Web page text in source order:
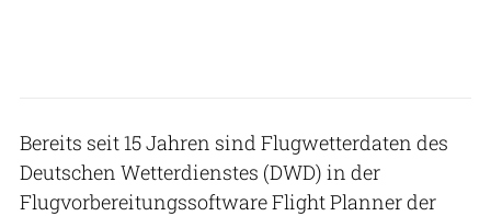
Bereits seit 15 Jahren sind Flugwetterdaten des
Deutschen Wetterdienstes (DWD) in der
Flugvorbereitungssoftware Flight Planner der